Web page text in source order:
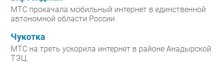
МТС прокачала мобильный интернет в единственной
автономной области России
Чукотка
МТС на треть ускорила интернет в районе Анадырской
ТЭЦ